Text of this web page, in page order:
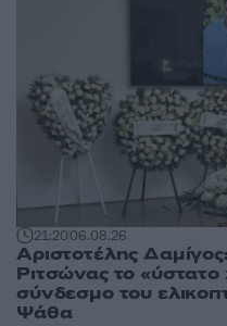
21:2006.08.26
Αριστοτέλης
Ριτσώνας το
σύνδεσμο του
Ψάθα